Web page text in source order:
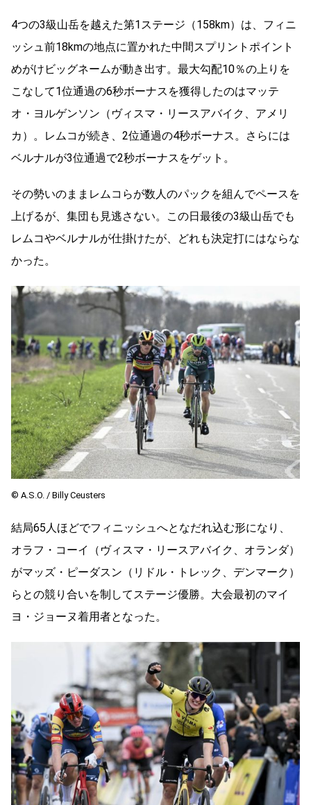
4つの3級山岳を越えた第1ステージ（158km）は、フィニ
ッシュ前18kmの地点に置かれた中間スプリントポイント
めがけビッグネームが動き出す。最大勾配10％の上りを
こなして1位通過の6秒ボーナスを獲得したのはマッテ
オ・ヨルゲンソン（ヴィスマ・リースアバイク、アメリ
カ）。レムコが続き、2位通過の4秒ボーナス。さらには
ベルナルが3位通過で2秒ボーナスをゲット。
その勢いのままレムコらが数人のパックを組んでペースを
上げるが、集団も見逃さない。この日最後の3級山岳でも
レムコやベルナルが仕掛けたが、どれも決定打にはならな
かった。
© A.S.O. / Billy Ceusters
結局65人ほどでフィニッシュへとなだれ込む形になり、
オラフ・コーイ（ヴィスマ・リースアバイク、オランダ）
がマッズ・ピーダスン（リドル・トレック、デンマーク）
らとの競り合いを制してステージ優勝。大会最初のマイ
ヨ・ジョーヌ着用者となった。